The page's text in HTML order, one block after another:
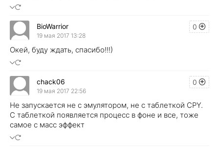
0
BioWarrior
19 мая 2017 13:28
Окей, буду ждать, спасибо!!!)
0
chack06
19 мая 2017 22:56
Не запускается не с эмулятором, не с таблеткой CPY.
C таблеткой появляется процесс в фоне и все, тоже
самое с масс эффект